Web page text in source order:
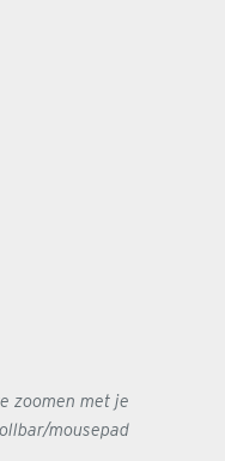
zoomen met je
mousepad